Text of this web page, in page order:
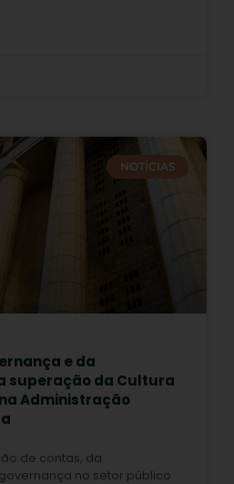
NOTÍCIAS
e da
superação da Cultura
Administração
de contas, da
no setor público